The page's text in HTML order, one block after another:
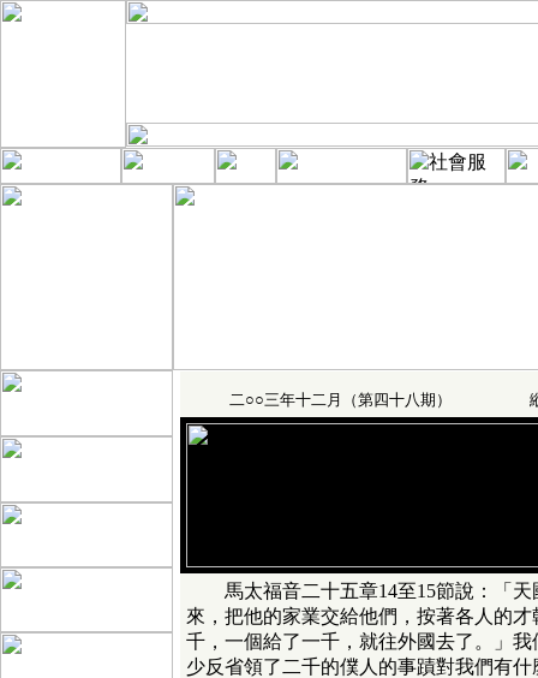
二○○三年十二月（第四十八期） 縱橫
馬太福音二十五章14至15節說：「天
來，把他的家業交給他們，按著各人的
千，一個給了一千，就往外國去了。」
少反省領了二千的僕人的事蹟對我們有